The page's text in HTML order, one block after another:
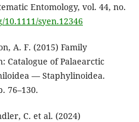
Entomology, vol. 44, no.
syen.12346
A. F. (2015) Family
Catalogue of Palaearctic
— Staphylinoidea.
76–130.
C. et al. (2024)